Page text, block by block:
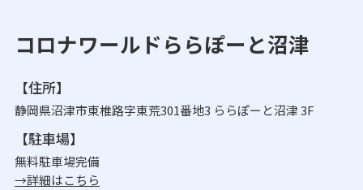
コロナワールドららぽーと沼津
【住所】
静岡県沼津市東椎路字東荒301番地3 ららぽーと沼津 3F
【駐車場】
無料駐車場完備
→詳細はこちら